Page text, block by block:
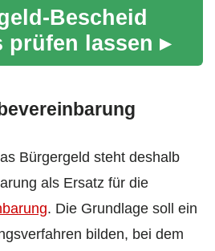
Bescheid
prüfen lassen ▸
Bürgergeld steht deshalb
als Ersatz für die
. Die Grundlage soll ein
bilden, bei dem